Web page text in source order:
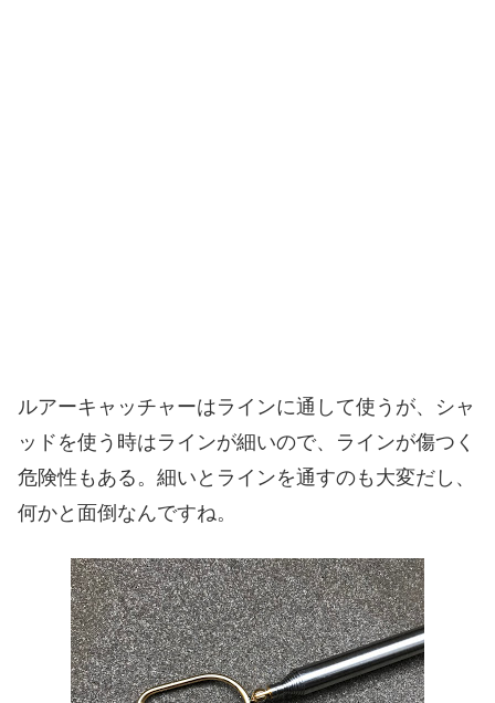
ルアーキャッチャーはラインに通して使うが、シャ
ッドを使う時はラインが細いので、ラインが傷つく
危険性もある。細いとラインを通すのも大変だし、
何かと面倒なんですね。